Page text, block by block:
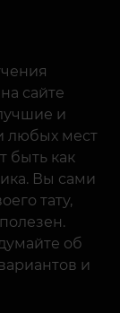
сайте
и
любых мест
быть как
Вы сами
тату,
об
и